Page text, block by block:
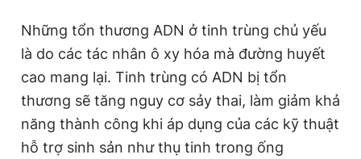
Những tổn thương ADN ở tinh trùng chủ yếu
là do các tác nhân ô xy hóa mà đường huyết
cao mang lại. Tinh trùng có ADN bị tổn
thương sẽ tăng nguy cơ sảy thai, làm giảm khả
năng thành công khi áp dụng của các kỹ thuật
hỗ trợ sinh sản như thụ tinh trong ống